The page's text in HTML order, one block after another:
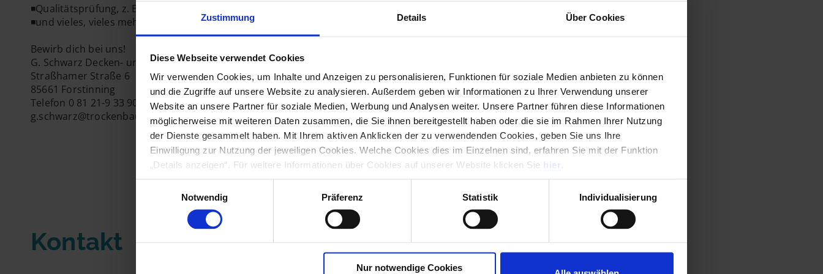
Zustimmung Details Über Cookies
Diese Webseite verwendet Cookies
Wir verwenden Cookies, um Inhalte und Anzeigen zu personalisieren, Funktionen für soziale Medien anbieten zu können
und die Zugriffe auf unsere Website zu analysieren. Außerdem geben wir Informationen zu Ihrer Verwendung unserer
Website an unsere Partner für soziale Medien, Werbung und Analysen weiter. Unsere Partner führen diese Informationen
möglicherweise mit weiteren Daten zusammen, die Sie ihnen bereitgestellt haben oder die sie im Rahmen Ihrer Nutzung
der Dienste gesammelt haben. Mit Ihrem aktiven Anklicken der zu verwendenden Cookies, geben Sie uns Ihre
Einwilligung zur Nutzung der jeweiligen Cookies. Welche Cookies dies im Einzelnen sind, erfahren Sie mit der Funktion
„Details anzeigen“. Für weitere Informationen über Cookies auf unserer Website klicken Sie
hier
Notwendig
Präferenz Statistik Individualisierung
Nur notwendige Cookies
◾Qualitätsprüfung, z. B. mit Wasserwaage und Baulaser
◾und vieles, vieles mehr
Bewirb dich bei uns!
G. Schwarz Decken- und Wandverkleidungs-GmbH
Straßhamer Straße 6
85661 Forstinning
Telefon 0 81 21-9 33 90
g.schwarz@trockenbau-schwarz.de
Kontakt
Hierher ziehen & fallen lassen
0von 5